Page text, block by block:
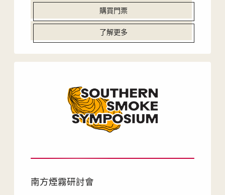
購買門票
了解更多
南方煙霧研討會